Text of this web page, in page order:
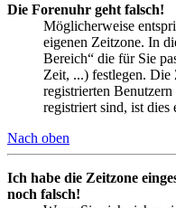
Die Forenuhr geht falsch!
Möglicherweise
eigenen Zeitzone. In
Bereich“ die für Sie
Zeit, ...) festlegen. Die
registrierten
registriert sind, ist dies
Nach oben
Ich habe die Zeitzone
noch falsch!